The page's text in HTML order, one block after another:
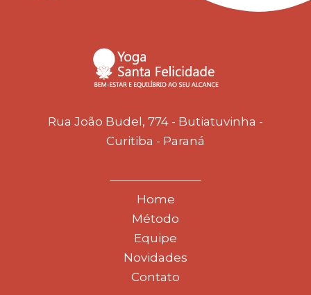
Rua João Budel, 774 - Butiatuvinha -
Curitiba - Paraná
Home
Método
Equipe
Novidades
Contato